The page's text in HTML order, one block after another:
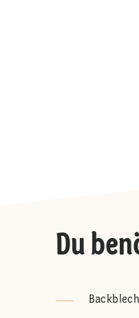
Du
Backblech